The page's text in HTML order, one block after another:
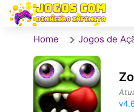
Home Jogos de